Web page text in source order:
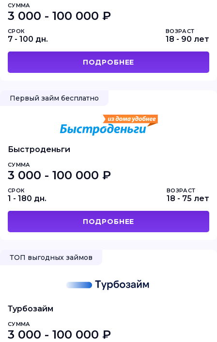
СУММА
3 000 - 100 000 ₽
СРОК
7 - 100 дн.
ВОЗРАСТ
18 - 90 лет
ПОДРОБНЕЕ
Первый займ бесплатно
Быстроденьги
СУММА
3 000 - 100 000 ₽
СРОК
1 - 180 дн.
ВОЗРАСТ
18 - 75 лет
ПОДРОБНЕЕ
ТОП выгодных займов
Турбозайм
СУММА
3 000 - 100 000 ₽